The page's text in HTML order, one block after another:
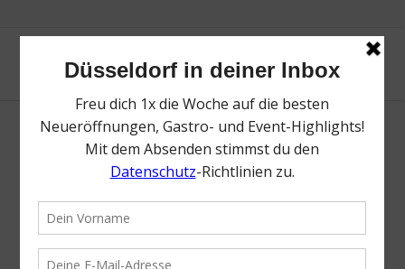
11. Januar 2023 /